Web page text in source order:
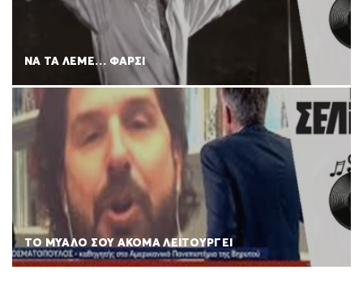
ΝΑ ΤΑ ΛΕΜΕ… ΦΑΡΣΙ
ΤΟ ΜΥΑΛΟ ΣΟΥ ΑΚΟΜΑ ΛΕΙΤΟΥΡΓΕΙ